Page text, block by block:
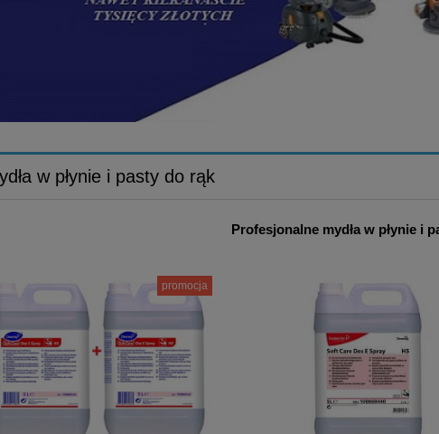
TERAZ WYBRANE MASZYNY TASKI SWINGO
SWINGO 455; SWINGO 755; SWINGO
w płynie i pasty do rąk
Profesjonalne mydła w płynie i
promocja